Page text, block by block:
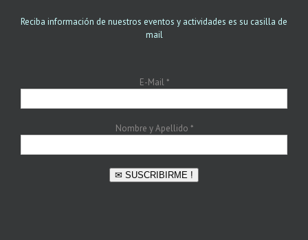
Reciba información de nuestros eventos y actividades es su casilla de
mail
E-Mail*
Nombre y Apellido *
✉ SUSCRIBIRME !